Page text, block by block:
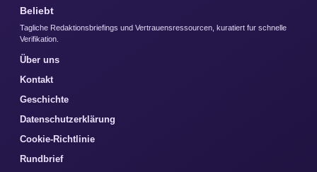
Beliebt
Tagliche Redaktionsbriefings und Vertrauensressourcen, kuratiert fur schnelle
Verifikation.
Über uns
Kontakt
Geschichte
Datenschutzerklärung
Cookie-Richtlinie
Rundbrief